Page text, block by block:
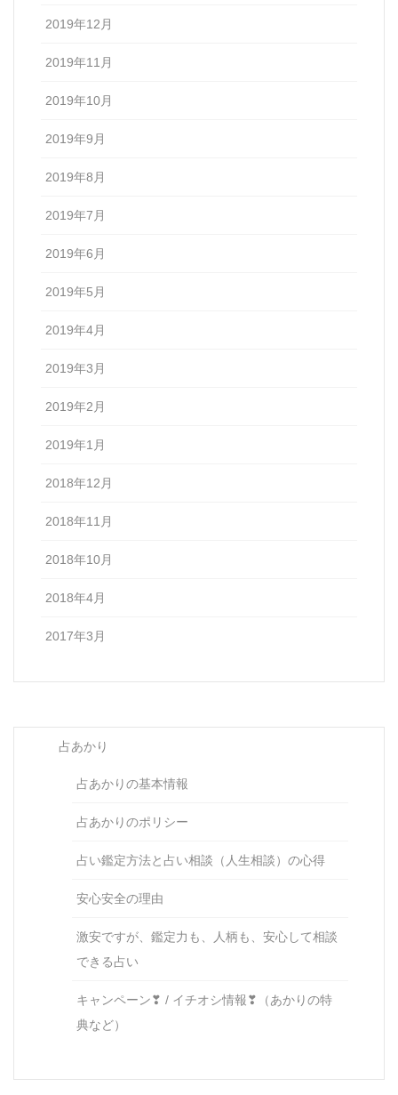
2019年12月
2019年11月
2019年10月
2019年9月
2019年8月
2019年7月
2019年6月
2019年5月
2019年4月
2019年3月
2019年2月
2019年1月
2018年12月
2018年11月
2018年10月
2018年4月
2017年3月
占あかり
占あかりの基本情報
占あかりのポリシー
占い鑑定方法と占い相談（人生相談）の心得
安心安全の理由
激安ですが、鑑定力も、人柄も、安心して相談
できる占い
キャンペーン❣ / イチオシ情報❣（あかりの特
典など）